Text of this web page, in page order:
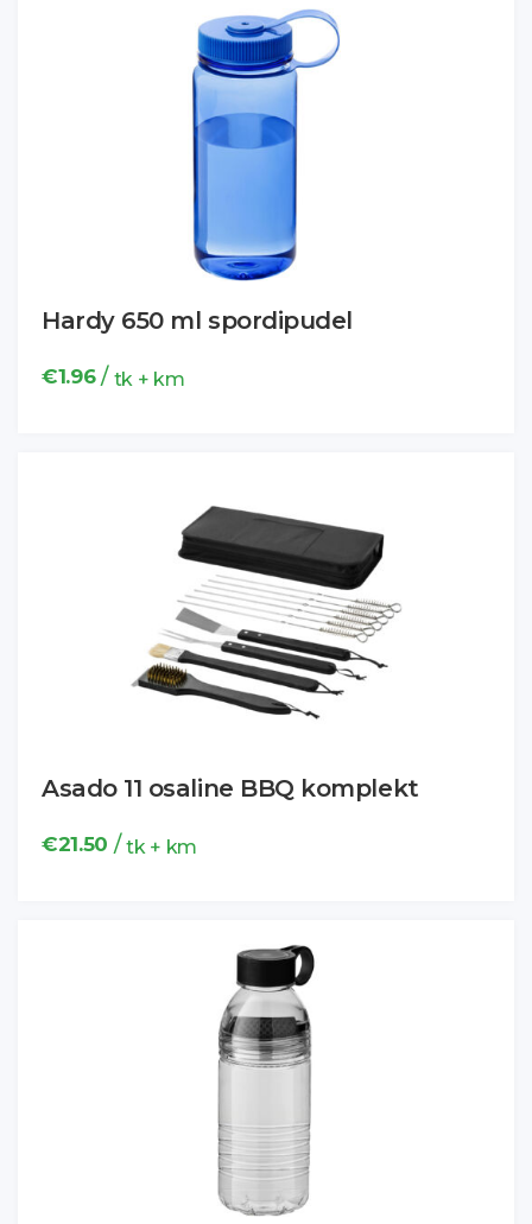
Hardy 650 ml spordipudel
€1.96/ tk + km
Asado 11 osaline BBQ komplekt
€21.50 / tk + km